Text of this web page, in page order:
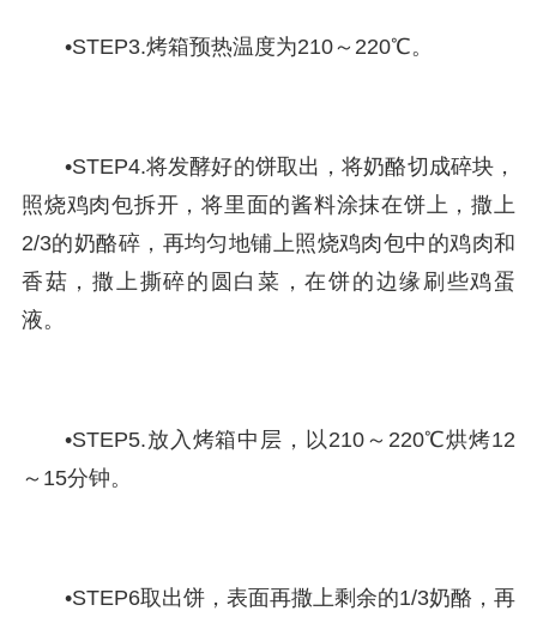
•STEP3.烤箱预热温度为210～220℃。
•STEP4.将发酵好的饼取出，将奶酪切成碎块，
照烧鸡肉包拆开，将里面的酱料涂抹在饼上，撒上
2/3的奶酪碎，再均匀地铺上照烧鸡肉包中的鸡肉和
香菇，撒上撕碎的圆白菜，在饼的边缘刷些鸡蛋
液。
•STEP5.放入烤箱中层，以210～220℃烘烤12
～15分钟。
•STEP6取出饼，表面再撒上剩余的1/3奶酪，再